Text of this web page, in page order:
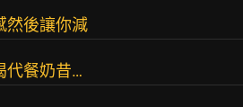
然後讓你減
代餐奶昔…